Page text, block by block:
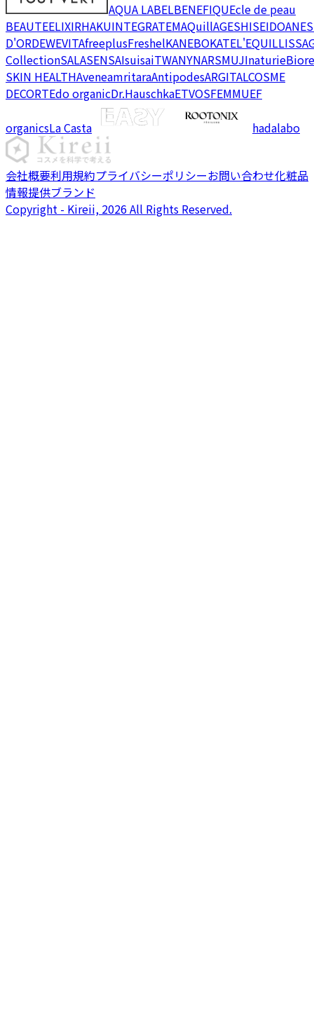
AQUA LABELBENEFIQUEcle de peau
BEAUTEELIXIRHAKUINTEGRATEMAQuillAGESHISEIDO
D'ORDEWEVITAfreeplusFreshelKANEBOKATEL'EQUIL
CollectionSALASENSAIsuisaiTWANYNARSMUJInaturieBiore
SKIN HEALTHAveneamritaraAntipodesARGITALCOSME
DECORTEdo organicDr.HauschkaETVOSFEMMUEF
organicsLa Casta hadalabo
会社概要利用規約プライバシーポリシーお問い合わせ化粧品
情報提供ブランド
Copyright - Kireii, 2026 All Rights Reserved.